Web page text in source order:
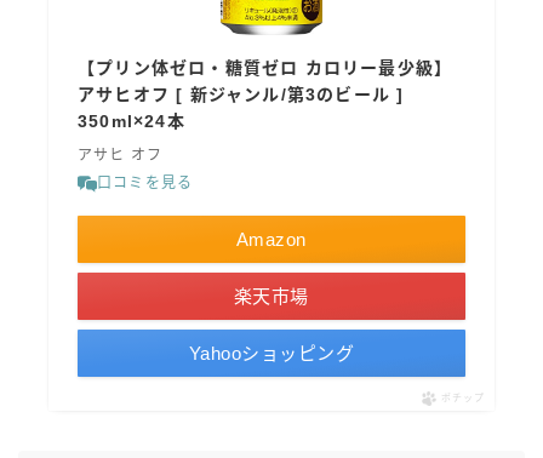
【プリン体ゼロ・糖質ゼロ カロリー最少級】
アサヒオフ [ 新ジャンル/第3のビール ]
350ml×24本
アサヒ オフ
口コミを見る
Amazon
楽天市場
Yahooショッピング
ポチップ